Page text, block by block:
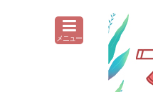
メニュー